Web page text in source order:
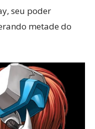
seu poder
metade do